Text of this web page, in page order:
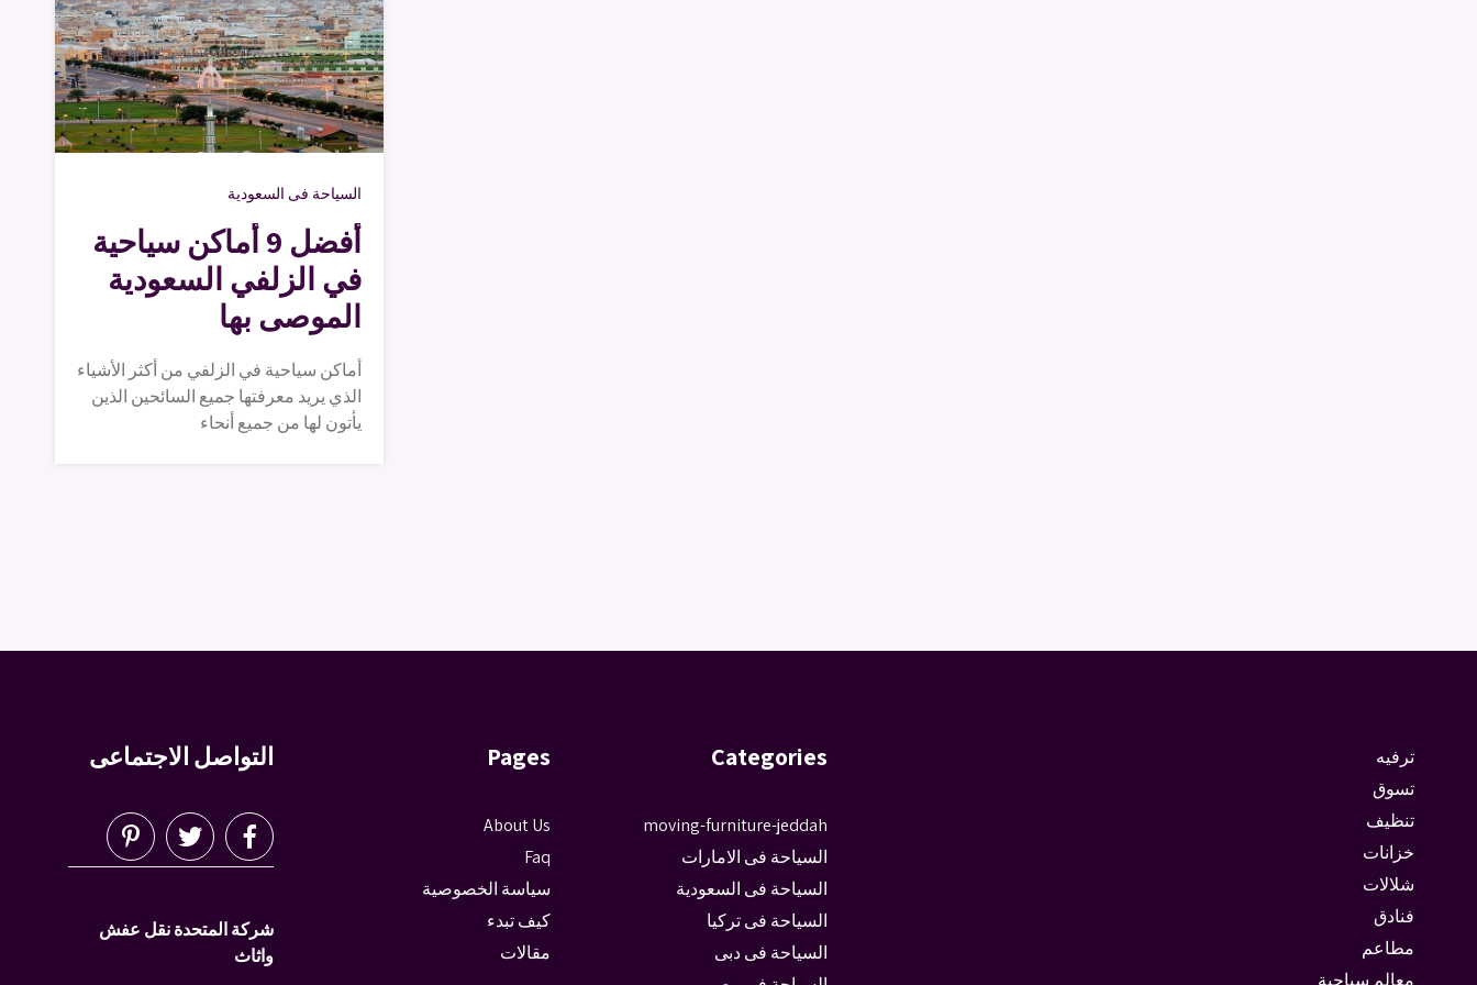
السياحة فى السعودية
أفضل 9 أماكن سياحية
في الزلفي السعودية
الموصى بها
أماكن سياحية في الزلفي من أكثر الأشياء
الذي يريد معرفتها جميع السائحين الذين
يأتون لها من جميع أنحاء
ترفيه
تسوق
تنظيف
خزانات
شلالات
فنادق
مطاعم
Categories
moving-furniture-jeddah
السياحة فى الامارات
السياحة فى السعودية
السياحة فى تركيا
السياحة فى دبى
Pages
About Us
Faq
سياسة الخصوصية
كيف تبدء
مقالات
التواصل الاجتماعى
شركة المتحدة نقل عفش
واثاث